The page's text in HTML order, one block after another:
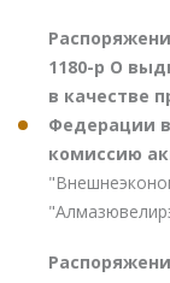
1180-р О
в качестве
Федерации
комиссию